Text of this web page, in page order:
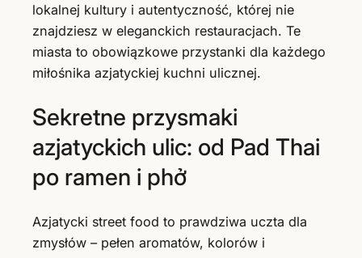
lokalnej kultury i autentyczność, której nie
znajdziesz w eleganckich restauracjach. Te
miasta to obowiązkowe przystanki dla każdego
miłośnika azjatyckiej kuchni ulicznej.
Sekretne przysmaki
azjatyckich ulic: od Pad Thai
po ramen i phở
Azjatycki street food to prawdziwa uczta dla
zmysłów – pełen aromatów, kolorów i